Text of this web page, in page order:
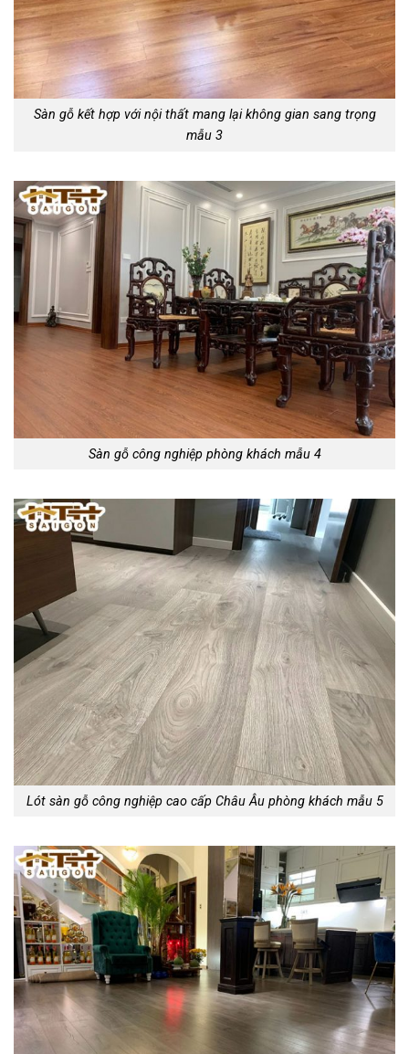
Sàn gỗ kết hợp với nội thất mang lại không gian sang trọng
mẫu 3
Sàn gỗ công nghiệp phòng khách mẫu 4
Lót sàn gỗ công nghiệp cao cấp Châu Âu phòng khách mẫu 5